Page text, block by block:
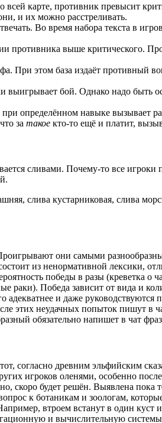
карте, противник превысит
и их можно расстреливать.
Во время набора текста в
противника выше критического.
При этом база издаёт
выигрывает бой. Однако надо
определённом навыке вызывает
за такое кто-то ещё и платит,
сливами. Почему-то все
слива кустарниковая, слива
они самыми
из ненормативной лексики,
победы в разы (креветка о
раки). Победа зависит от вида и
и даже
этих неудачных попыток пишут
обязательно напишет в чат
согласно древним эльфийским
игроков оленями, особенно
скоро будет решён. Выявлена пока
к ботаникам и зоологам,
втроем встанут в один куст
и вычислительную